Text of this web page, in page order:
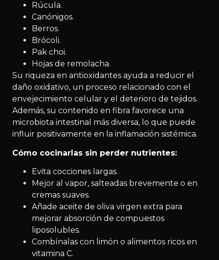
Rúcula.
Canónigos.
Berros.
Brócoli.
Pak choi.
Hojas de remolacha.
Su riqueza en antioxidantes ayuda a reducir el
daño oxidativo, un proceso relacionado con el
envejecimiento celular y el deterioro de tejidos.
Además, su contenido en fibra favorece una
microbiota intestinal más diversa, lo que puede
influir positivamente en la inflamación sistémica.
Cómo cocinarlas sin perder nutrientes:
Evita cocciones largas.
Mejor al vapor, salteadas brevemente o en
cremas suaves.
Añade aceite de oliva virgen extra para
mejorar absorción de compuestos
liposolubles.
Combínalas con limón o alimentos ricos en
vitamina C.